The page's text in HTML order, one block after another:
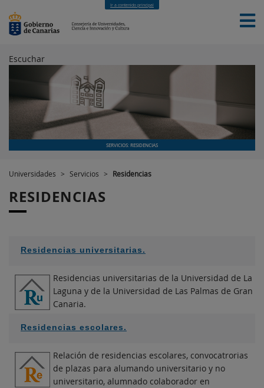
Ir a contenido principal
Escuchar
SERVICIOS: RESIDENCIAS
Universidades > Servicios > Residencias
RESIDENCIAS
Residencias universitarias.
Residencias universitarias de la Universidad de La
Laguna y de la Universidad de Las Palmas de Gran
Canaria.
Residencias escolares.
Relación de residencias escolares, convocatrorias
de plazas para alumando universitario y no
universitario, alumnado colaborador en